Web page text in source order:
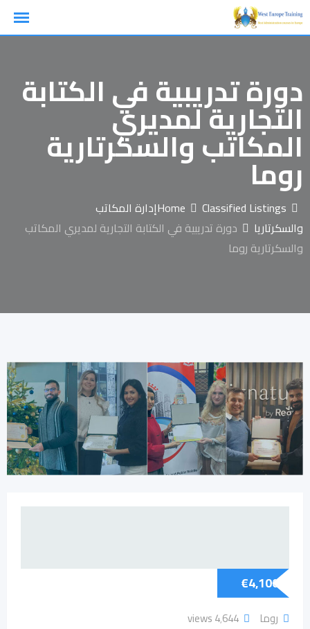
Skip
to
دورة تدريبية في الكتابة
التجارية لمديري
المكاتب والسكرتارية
روما
Home Classified Listings
إدارة المكاتب
والسكرتاريا
دورة تدريبية في الكتابة التجارية لمديري المكاتب
والسكرتارية روما
€4,100
روما
4٬644 views